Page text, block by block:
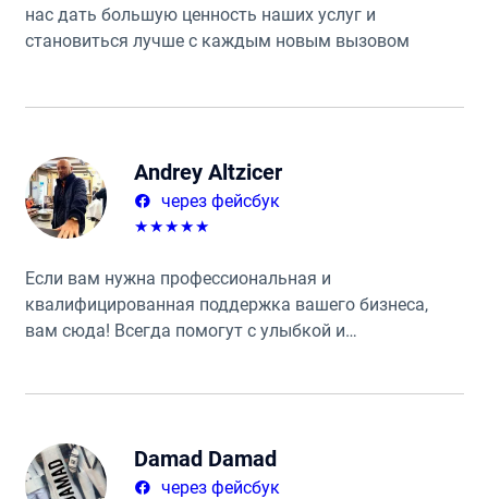
нас дать большую ценность наших услуг и
становиться лучше с каждым новым вызовом
Andrey Altzicer
через фейсбук
★★★★★
Если вам нужна профессиональная и
квалифицированная поддержка вашего бизнеса,
вам сюда! Всегда помогут с улыбкой и
Damad Damad
через фейсбук